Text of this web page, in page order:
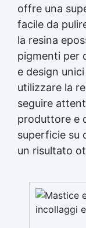
offre una
facile da
la resina
pigmenti per
e design
utilizzare la
seguire
produttore e
superficie su
un risultato